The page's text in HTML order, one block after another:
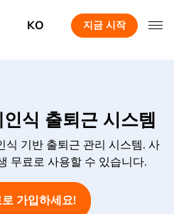
KO 지금 시작
식 출퇴근 시스템
식 기반 출퇴근 관리 시스템. 사
무료로 사용할 수 있습니다.
가입하세요!